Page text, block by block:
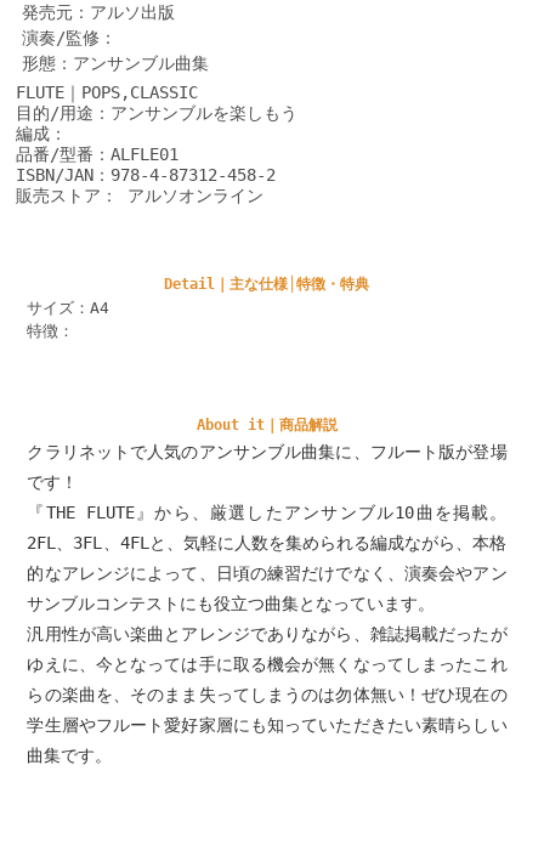
発売元：アルソ出版
演奏/監修：
形態：アンサンブル曲集
FLUTE｜POPS,CLASSIC
目的/用途：アンサンブルを楽しもう
編成：
品番/型番：ALFLE01
ISBN/JAN：978-4-87312-458-2
販売ストア： アルソオンライン
Detail｜主な仕様│特徴・特典
サイズ：A4
特徴：
About it｜商品解説
クラリネットで人気のアンサンブル曲集に、フルート版が登場
です！
『THE FLUTE』から、厳選したアンサンブル10曲を掲載。
2FL、3FL、4FLと、気軽に人数を集められる編成ながら、本格
的なアレンジによって、日頃の練習だけでなく、演奏会やアン
サンブルコンテストにも役立つ曲集となっています。
汎用性が高い楽曲とアレンジでありながら、雑誌掲載だったが
ゆえに、今となっては手に取る機会が無くなってしまったこれ
らの楽曲を、そのまま失ってしまうのは勿体無い！ぜひ現在の
学生層やフルート愛好家層にも知っていただきたい素晴らしい
曲集です。